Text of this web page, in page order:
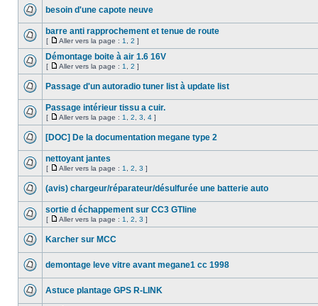
besoin d'une capote neuve
barre anti rapprochement et tenue de route
[ Aller vers la page : 1 2 ]
Démontage boite à air 1.6 16V
[ Aller vers la page : 1 2 ]
Passage d'un autoradio tuner list à update list
Passage intérieur tissu a cuir.
[ Aller vers la page : 1 2 3 4 ]
[DOC] De la documentation megane type 2
nettoyant jantes
[ Aller vers la page : 1 2 3 ]
(avis) chargeur/réparateur/désulfurée une batterie auto
sortie d échappement sur CC3 GTline
[ Aller vers la page : 1 2 3 ]
Karcher sur MCC
demontage leve vitre avant megane1 cc 1998
Astuce plantage GPS R-LINK